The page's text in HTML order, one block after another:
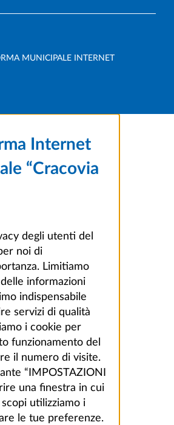
MUNICIPALE INTERNET
Internet
“Cracovia
degli utenti del
noi di
Limitiamo
delle informazioni
indispensabile
servizi di qualità
i cookie per
funzionamento del
il numero di visite.
“IMPOSTAZIONI
una finestra in cui
utilizziamo i
le tue preferenze.